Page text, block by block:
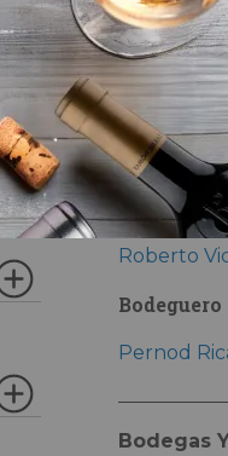
Bodega
Bodegas
Enólogo
Roberto
Bodeguero
Pernod
Bodegas